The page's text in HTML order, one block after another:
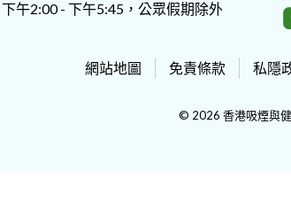
午2:00 - 下午5:45，公眾假期除外
網站地圖 免責條款 私隱
© 2026 香港吸煙與